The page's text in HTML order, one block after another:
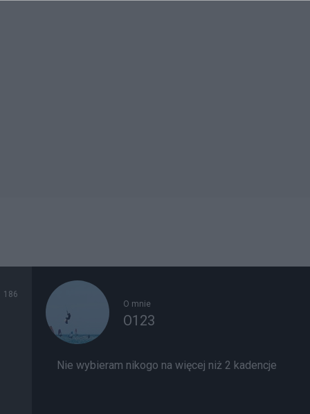
186
O mnie
O123
Nie wybieram nikogo na więcej niż 2 kadencje